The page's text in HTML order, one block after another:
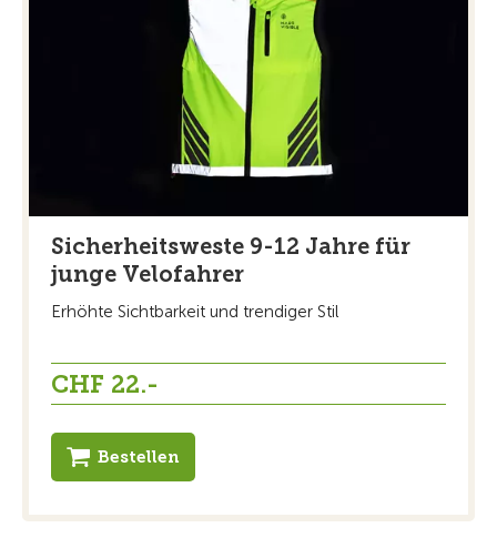
Sicherheitsweste 9-12 Jahre für
junge Velofahrer
Erhöhte Sichtbarkeit und trendiger Stil
CHF 22.-
Bestellen